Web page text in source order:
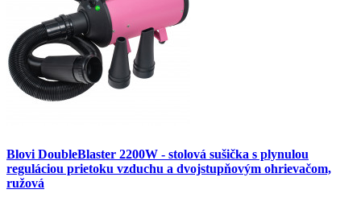
Blovi DoubleBlaster 2200W - stolová sušička s plynulou
reguláciou prietoku vzduchu a dvojstupňovým ohrievačom,
ružová